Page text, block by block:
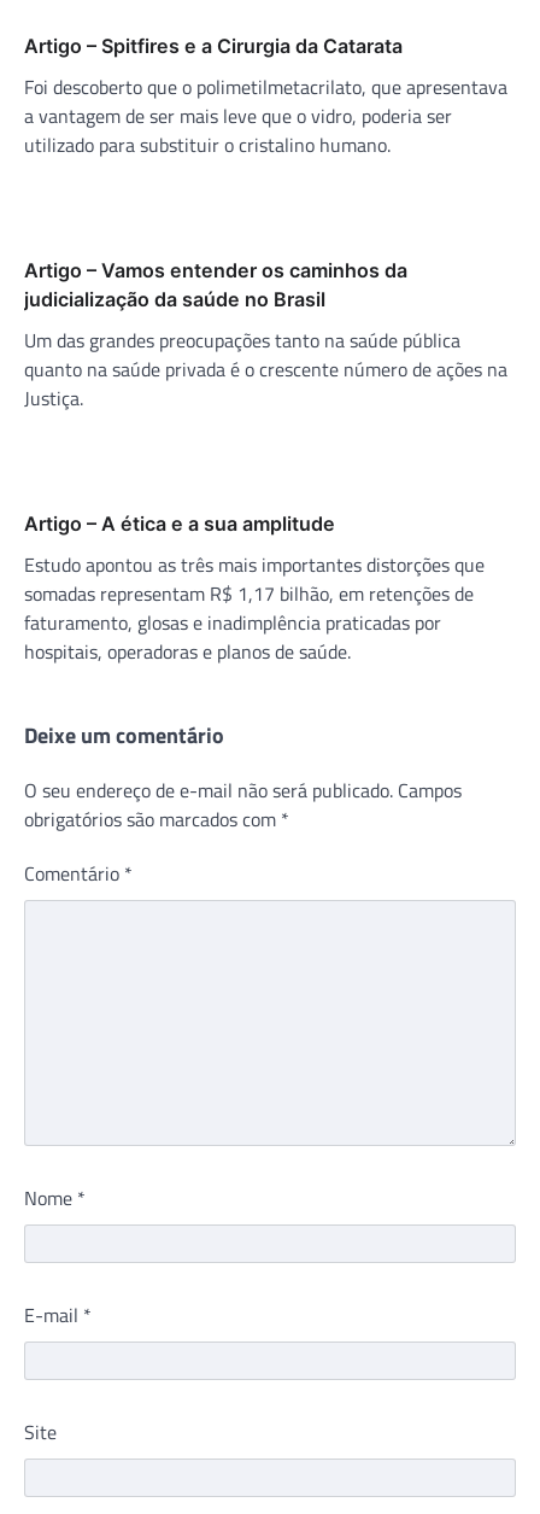
Artigo – Spitfires e a Cirurgia da Catarata
Foi descoberto que o polimetilmetacrilato, que apresentava
a vantagem de ser mais leve que o vidro, poderia ser
utilizado para substituir o cristalino humano.
Artigo – Vamos entender os caminhos da
judicialização da saúde no Brasil
Um das grandes preocupações tanto na saúde pública
quanto na saúde privada é o crescente número de ações na
Justiça.
Artigo – A ética e a sua amplitude
Estudo apontou as três mais importantes distorções que
somadas representam R$ 1,17 bilhão, em retenções de
faturamento, glosas e inadimplência praticadas por
hospitais, operadoras e planos de saúde.
Deixe um comentário
O seu endereço de e-mail não será publicado. Campos
obrigatórios são marcados com *
Comentário *
Nome *
E-mail *
Site